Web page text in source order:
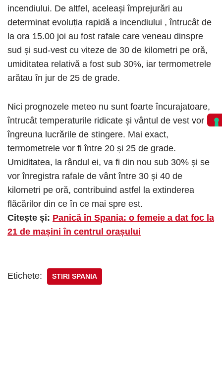
incendiului. De altfel, aceleași împrejurări au
determinat evoluția rapidă a incendiului , întrucât de
la ora 15.00 joi au fost rafale care veneau dinspre
sud și sud-vest cu viteze de 30 de kilometri pe oră,
umiditatea relativă a fost sub 30%, iar termometrele
arătau în jur de 25 de grade.
Nici prognozele meteo nu sunt foarte încurajatoare,
întrucât temperaturile ridicate și vântul de vest vor
îngreuna lucrările de stingere. Mai exact,
termometrele vor fi între 20 și 25 de grade.
Umiditatea, la rândul ei, va fi din nou sub 30% și se
vor înregistra rafale de vânt între 30 și 40 de
kilometri pe oră, contribuind astfel la extinderea
flăcărilor din ce în ce mai spre est.
Citește și: Panică în Spania: o femeie a dat foc la
21 de mașini în centrul orașului
Etichete: STIRI SPANIA